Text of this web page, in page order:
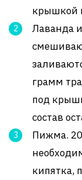
крышкой
Лаванда
грамм
под
состав
Пижма.
кипятка,